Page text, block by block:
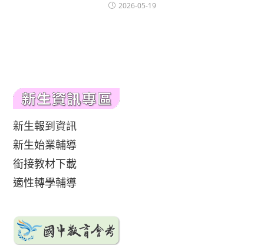
2026-05-19
新生報到資訊
新生始業輔導
銜接教材下載
適性轉學輔導